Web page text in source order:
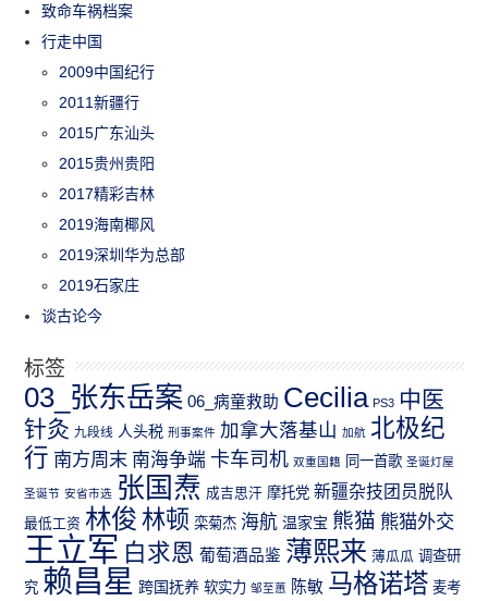
致命车祸档案
行走中国
2009中国纪行
2011新疆行
2015广东汕头
2015贵州贵阳
2017精彩吉林
2019海南椰风
2019深圳华为总部
2019石家庄
谈古论今
标签
03_张东岳案 06_病童救助 Cecilia PS3 中医
针灸 九段线 人头税 刑事案件 加拿大落基山 加航 北极纪
行 南方周末 南海争端 卡车司机 双重国籍 同一首歌 圣诞灯屋
圣诞节 安省市选 张国焘 成吉思汗 摩托党 新疆杂技团员脱队
最低工资 林俊 林顿 栾菊杰 海航 温家宝 熊猫 熊猫外交
王立军 白求恩 葡萄酒品鉴 薄熙来 薄瓜瓜 调查研
究 赖昌星 跨国抚养 软实力 邹至蕙 陈敏 马格诺塔 麦考